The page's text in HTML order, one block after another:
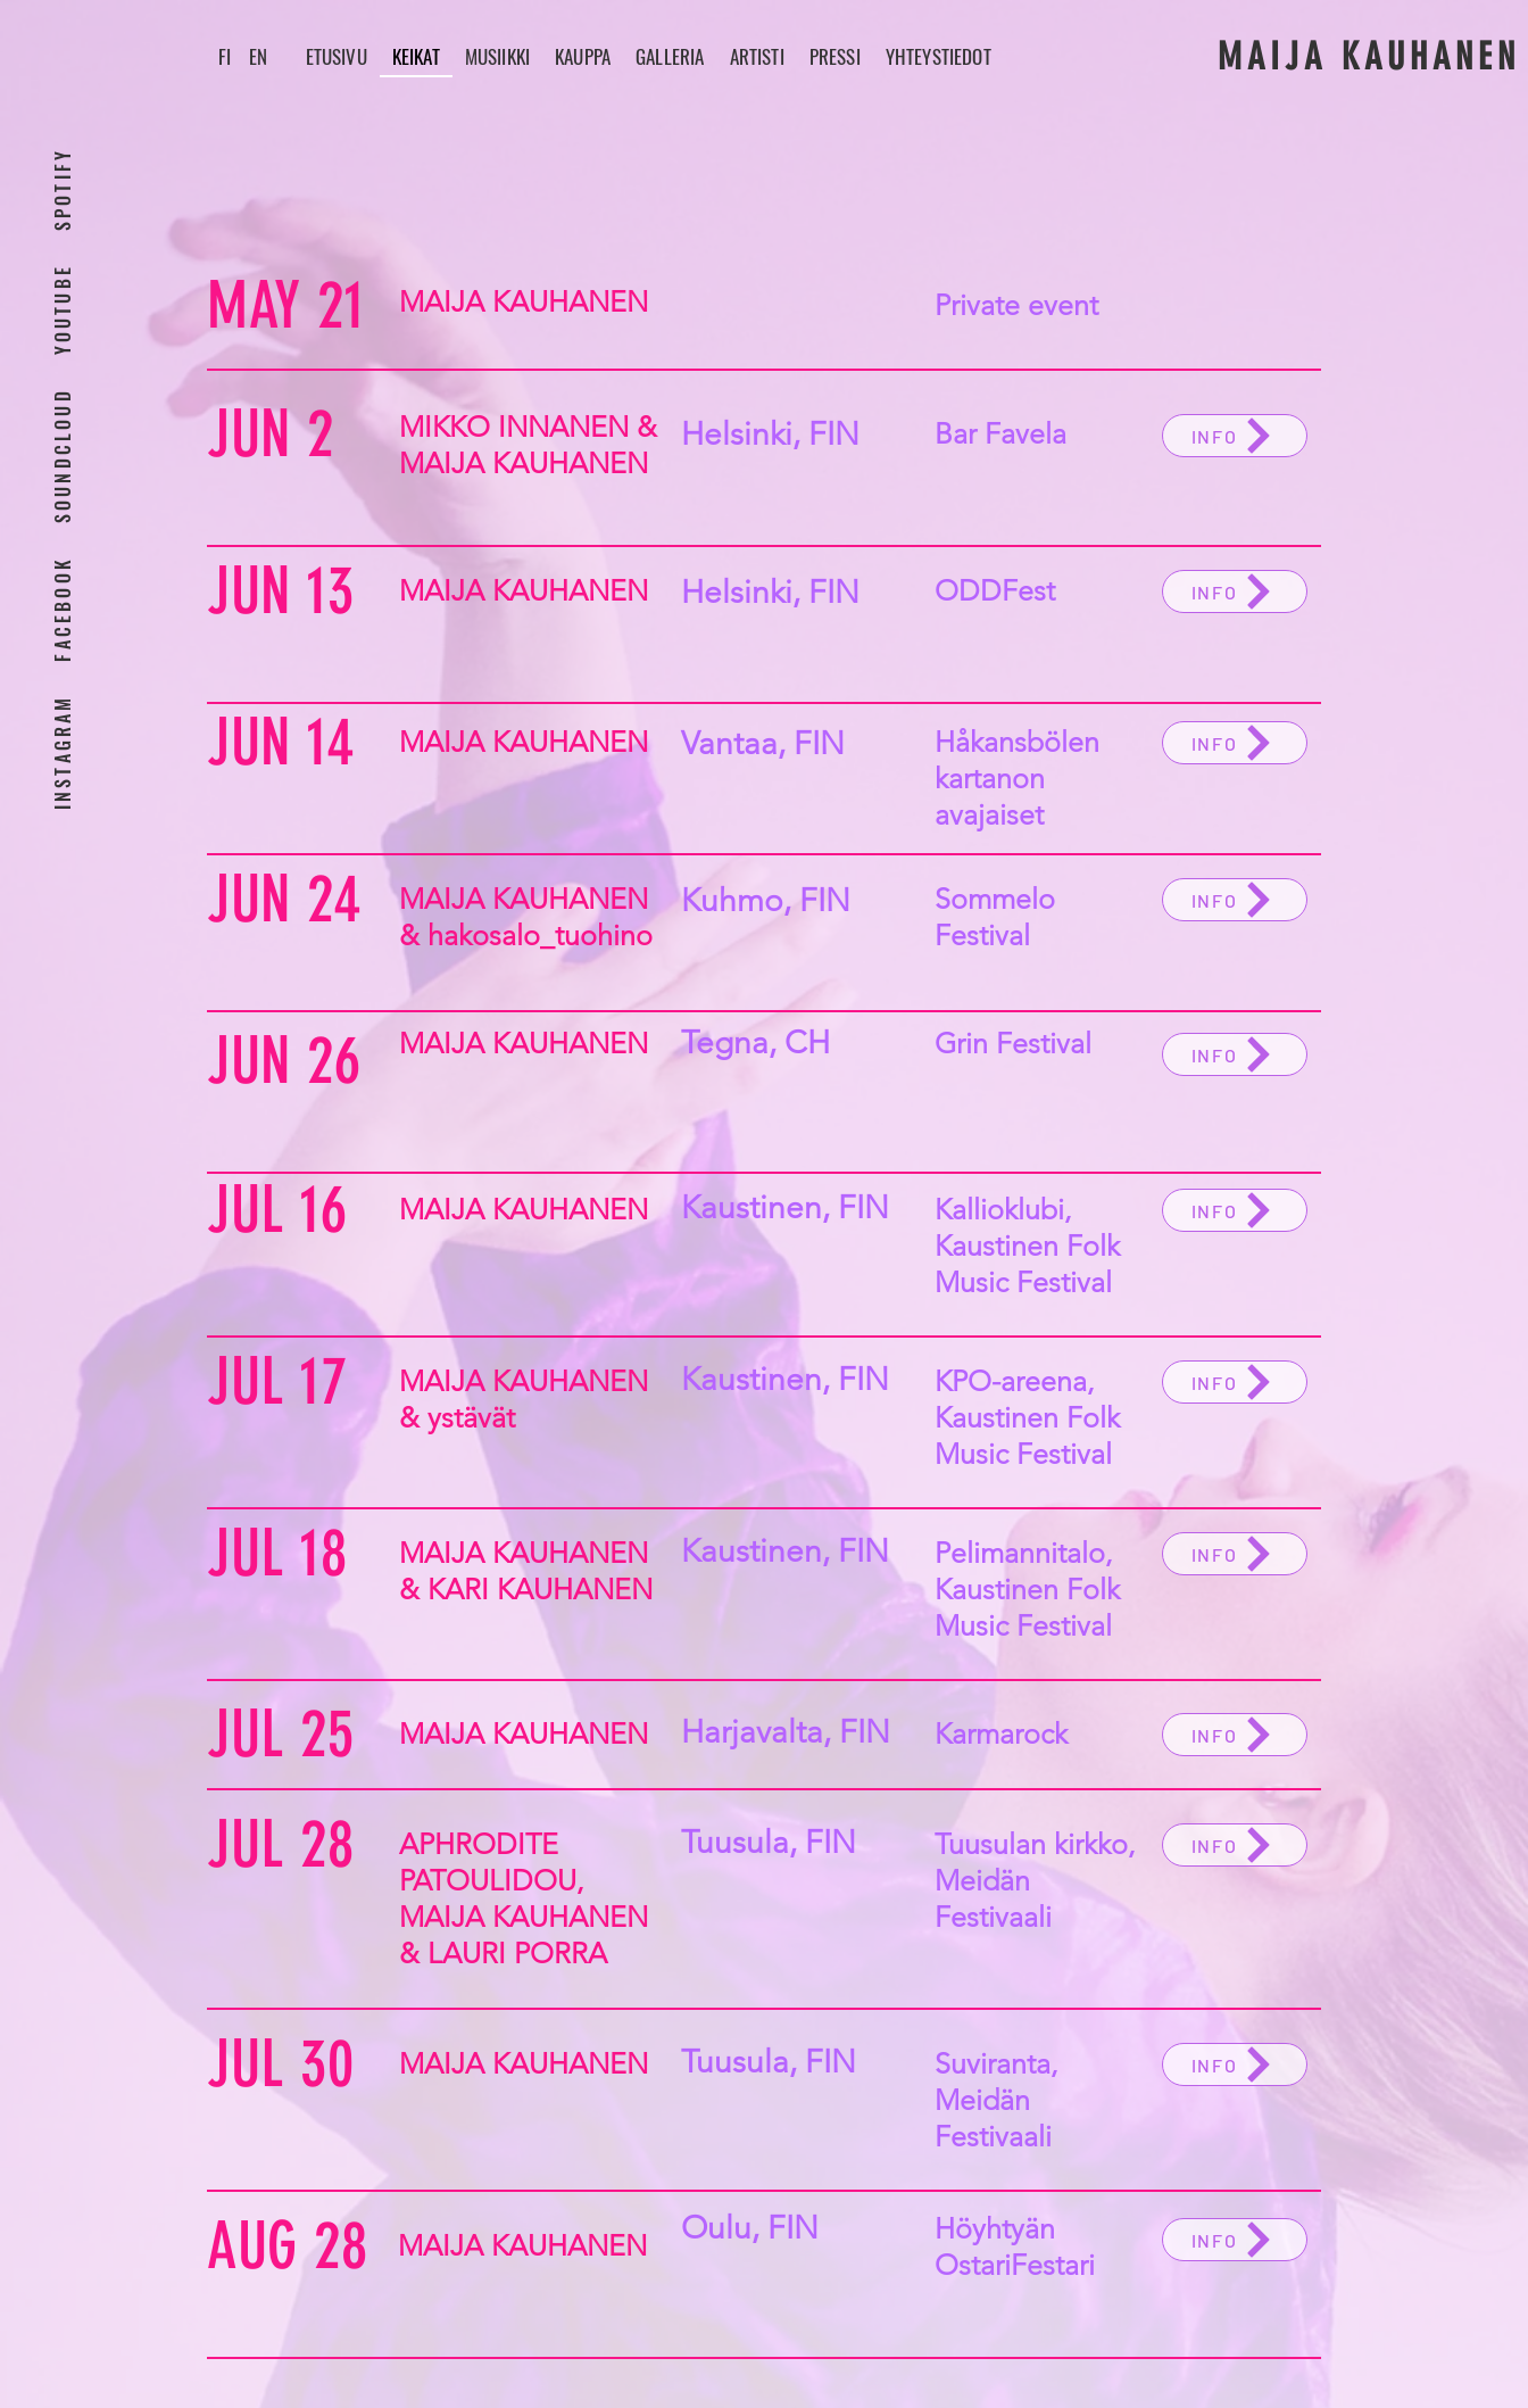
INSTAGRAM
FACEBOOK
SOUNDCLOUD
YOUTUBE
SPOTIFY
ETUSIVU KEIKAT MUSIIKKI KAUPPA GALLERIA ARTISTI PRESSI YHTEYSTIEDOT
EN
FI MAIJA KAUHANEN
MAY 21 MAIJA KAUHANEN Private event
JUN 2
MIKKO INNANEN &
MAIJA KAUHANEN
Helsinki, FIN Bar Favela INFO
JUN 13 MAIJA KAUHANEN Helsinki, FIN ODDFest INFO
JUN 14 MAIJA KAUHANEN Vantaa, FIN
Håkansbölen
kartanon
avajaiset
INFO
JUN 24
MAIJA KAUHANEN
& hakosalo_tuohino
Kuhmo, FIN
Sommelo
Festival
INFO
JUN 26 MAIJA KAUHANEN Tegna, CH Grin Festival INFO
JUL 16 MAIJA KAUHANEN Kaustinen, FIN
Kallioklubi,
Kaustinen Folk
Music Festival
INFO
JUL 17
MAIJA KAUHANEN
& ystävät
Kaustinen, FIN
KPO-areena,
Kaustinen Folk
Music Festival
INFO
JUL 18
MAIJA KAUHANEN
& KARI KAUHANEN
Kaustinen, FIN
Pelimannitalo,
Kaustinen Folk
Music Festival
INFO
JUL 25 MAIJA KAUHANEN Harjavalta, FIN Karmarock INFO
JUL 28
APHRODITE
PATOULIDOU,
MAIJA KAUHANEN
& LAURI PORRA
Tuusula, FIN
Tuusulan kirkko,
Meidän
Festivaali
INFO
JUL 30 MAIJA KAUHANEN Tuusula, FIN
Suviranta,
Meidän
Festivaali
INFO
AUG 28 MAIJA KAUHANEN Oulu, FIN
Höyhtyän
OstariFestari
INFO